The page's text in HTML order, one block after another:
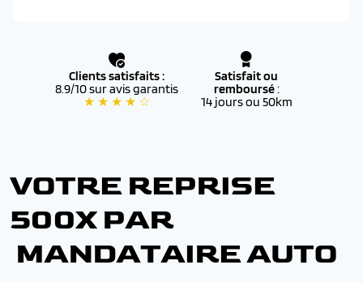
Clients satisfaits :
8.9/10 sur avis garantis
★ ★ ★ ★ ☆
Satisfait ou
remboursé:
14 jours ou 50km
VOTRE REPRISE
500X PAR
MANDATAIRE AUTO